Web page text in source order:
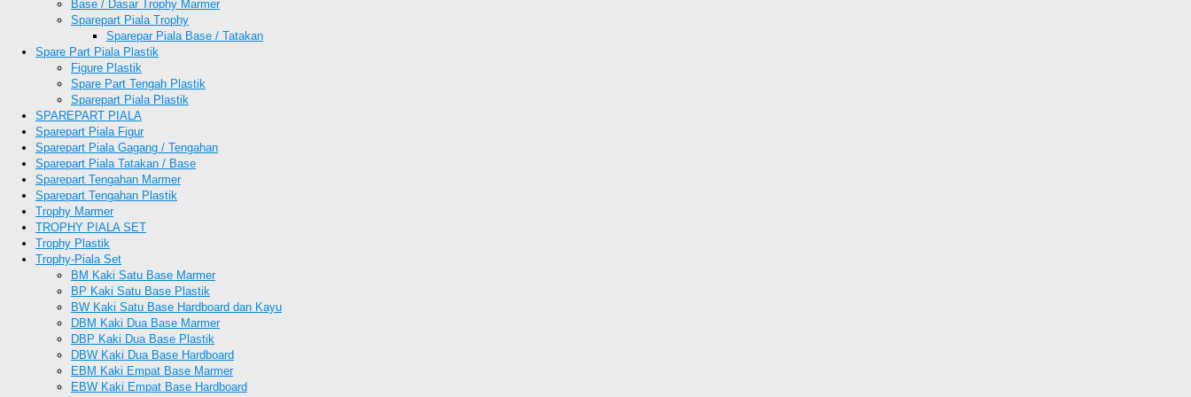
Base / Dasar Trophy Marmer
Sparepart Piala Trophy
Sparepar Piala Base / Tatakan
Spare Part Piala Plastik
Figure Plastik
Spare Part Tengah Plastik
Sparepart Piala Plastik
SPAREPART PIALA
Sparepart Piala Figur
Sparepart Piala Gagang / Tengahan
Sparepart Piala Tatakan / Base
Sparepart Tengahan Marmer
Sparepart Tengahan Plastik
Trophy Marmer
TROPHY PIALA SET
Trophy Plastik
Trophy-Piala Set
BM Kaki Satu Base Marmer
BP Kaki Satu Base Plastik
BW Kaki Satu Base Hardboard dan Kayu
DBM Kaki Dua Base Marmer
DBP Kaki Dua Base Plastik
DBW Kaki Dua Base Hardboard
EBM Kaki Empat Base Marmer
EBW Kaki Empat Base Hardboard